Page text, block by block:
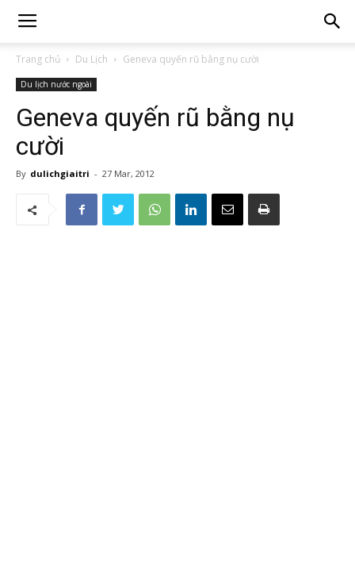
Trang chủ Du Lịch Geneva quyến rũ bằng nụ cười
Du lịch nước ngoài
Geneva quyến rũ bằng nụ
cười
By dulichgiaitri - 27 Mar, 2012